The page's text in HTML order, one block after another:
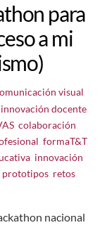
para
a mi
visual
innovación docente,
colaboración
formaT&T,
, innovación
prototipos retos
nacional